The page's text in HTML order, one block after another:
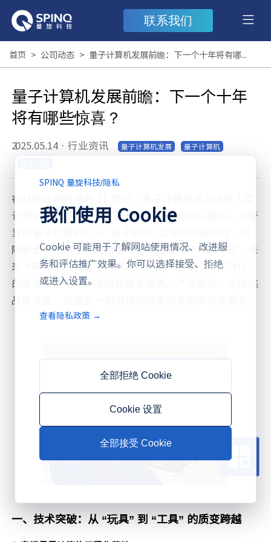
联系我们
首页 > 公司动态 > 量子计算机发展前瞻：下一个十年将有哪些惊喜？
量子计算机发展前瞻：下一个十年
将有哪些惊喜？
2025.05.14 · 行业资讯 量子计算机发展
量子计算机
在科技浪潮奔涌的 21 世纪，量子计算机作为改写人类
计算史的颠覆性技术，正从实验室走向现实舞台。尽管
当前量子计算仍处于 “量子霸权” 验证的初级阶段，但
随着全球研发投入的激增和技术路径的多元化突破，未
来十年有望成为量子计算从 “原理验证” 迈向 “实用化”
的关键窗口期。本文将从技术演进、产业赋能、伦理挑
战等维度，前瞻这一前沿领域可能带来的革命性变化。
一、技术突破：从 “玩具” 到 “工具” 的质变跨越
SPINQ 量旋科技/隐私
我们使用 Cookie
Cookie 可能用于了解网站使用情况、改进服
务和评估推广效果。你可以选择接受、拒绝
或进入设置。
查看隐私政策 →
全部拒绝 Cookie
Cookie 设置
全部接受 Cookie